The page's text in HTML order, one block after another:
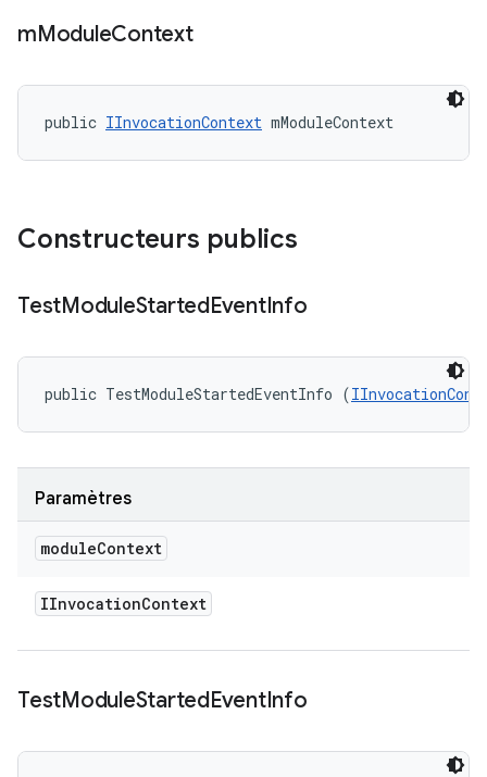
mModuleContext
public IInvocationContext mModuleContext
Constructeurs publics
TestModuleStartedEventInfo
public TestModuleStartedEventInfo (
Paramètres
moduleContext
IInvocationContext
TestModuleStartedEventInfo